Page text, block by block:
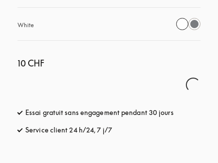
White
10 CHF
Essai gratuit sans engagement pendant 30 jours
Service client 24 h/24, 7 j/7s’ouvre dans un nouvel onglet